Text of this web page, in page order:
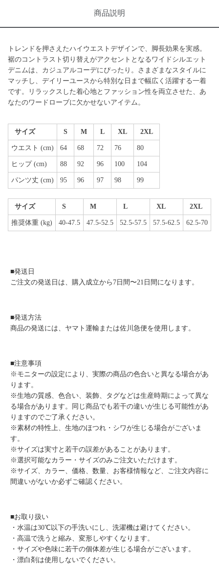
商品説明
トレンドを押さえたハイウエストデザインで、脚長効果を実感。
裾のコントラスト切り替えがアクセントとなるワイドシルエット
デニムは、カジュアルコーデにぴったり。さまざまなスタイルに
マッチし、デイリーユースから特別な日まで幅広く活躍する一着
です。リラックスした着心地とファッション性を両立させた、あ
なたのワードローブに欠かせないアイテム。
サイズ S M L XL 2XL
ウエスト (cm) 64 68 72 76 80
ヒップ (cm) 88 92 96 100 104
パンツ丈 (cm) 95 96 97 98 99
サイズ S M L XL 2XL
推奨体重 (kg) 40-47.5 47.5-52.5 52.5-57.5 57.5-62.5 62.5-70
■発送日
ご注文の発送日は、購入成立から7日間〜21日間になります。
■発送方法
商品の発送には、ヤマト運輸または佐川急便を使用します。
■注意事項
※モニターの設定により、実際の商品の色合いと異なる場合があ
ります。
※生地の質感、色合い、装飾、タグなどは生産時期によって異な
る場合があります。同じ商品でも若干の違いが生じる可能性があ
りますのでご了承ください。
※素材の特性上、生地のほつれ・シワが生じる場合がございま
す。
※サイズは実寸と若干の誤差があることがあります。
※選択可能なカラー・サイズのみご注文いただけます。
※サイズ、カラー、価格、数量、お客様情報など、ご注文内容に
間違いがないか必ずご確認ください。
■お取り扱い
・水温は30℃以下の手洗いにし、洗濯機は避けてください。
・高温で洗うと縮み、変形しやすくなります。
・サイズや色味に若干の個体差が生じる場合がございます。
・漂白剤は使用しないでください。